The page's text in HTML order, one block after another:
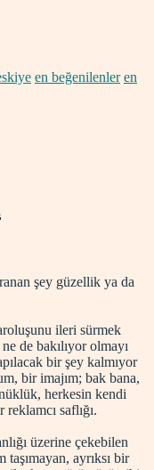
en beğenilenler en
şey güzellik ya da
ileri sürmek
de bakılıyor olmayı
bir şey kalmıyor
bir imajım; bak bana,
herkesin kendi
saflığı.
üzerine çekebilen
ayrıksı bir